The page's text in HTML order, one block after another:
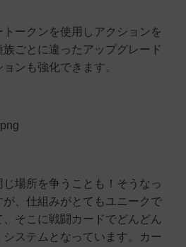
トークンを使用しアクションを
ごとに違ったアップグレード
ンも強化できます。
場所を争うことも！そうなっ
、仕組みがとてもユニークで
そこに戦闘カードでどんどん
ステムとなっています。カー